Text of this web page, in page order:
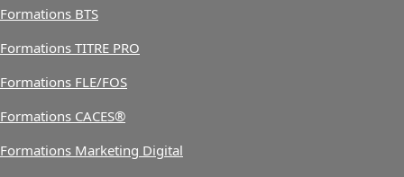
Formations BTS
Formations TITRE PRO
Formations FLE/FOS
Formations CACES®
Formations Marketing Digital